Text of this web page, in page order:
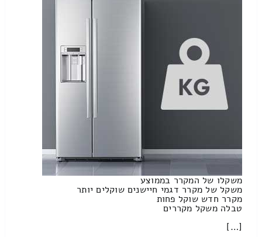
משקלו של המקרר בממוצע
משקל של מקרר דגמי חיישנים שוקלים יותר
מקרר חדש שוקל פחות
טבלה משקל מקררים
[…]